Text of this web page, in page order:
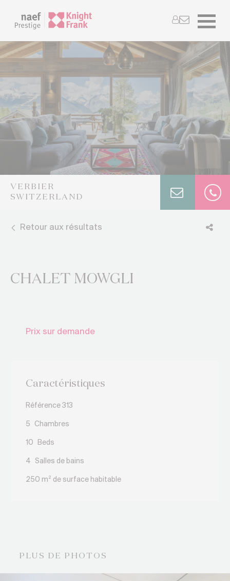
VERBIER
SWITZERLAND
Retour aux résultats
CHALET MOWGLI
Caractéristiques
Référence 313
5 Chambres
10 Beds
4 Salles de bains
250 m² de surface habitable
Prix sur demande
PLUS DE PHOTOS